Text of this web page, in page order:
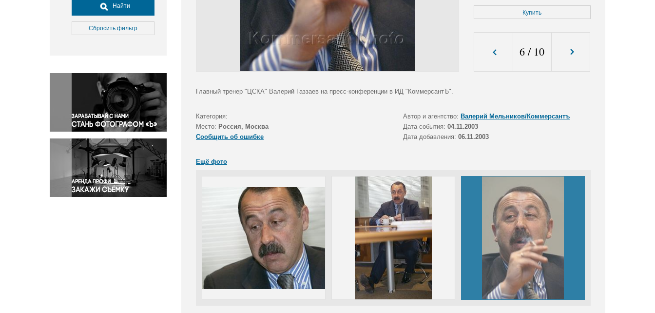
Досуг, туризм и отдых
Культура
Медицина
Окружающая среда
Политика
Правосудие
Происшествия и конфликты
Религия
Светская жизнь
Спорт
Экология
Экономика и бизнес
Найти
Сбросить фильтр
Купить
6 / 10
Главный тренер "ЦСКА" Валерий Газзаев на пресс-конференции в ИД "КоммерсантЪ".
Категория: Автор и агентство: Валерий Мельников/Коммерсантъ
Место: Россия, Москва Дата события: 04.11.2003
Сообщить об ошибке
Дата добавления: 06.11.2003
Ещё фото